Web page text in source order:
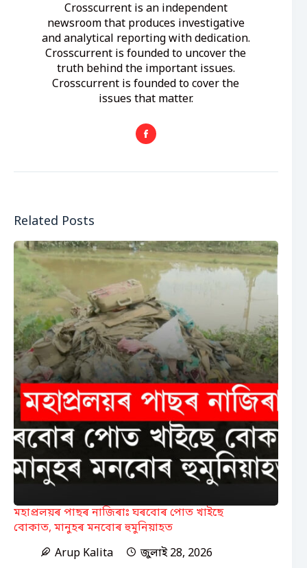
Crosscurrent is an independent
newsroom that produces investigative
and analytical reporting with dedication.
Crosscurrent is founded to uncover the
truth behind the important issues.
Crosscurrent is founded to cover the
issues that matter.
Related Posts
মহাপ্ৰলয়ৰ পাছৰ নাজিৰাঃ ঘৰবোৰ পোত খাইছে
বোকাত, মানুহৰ মনবোৰ হুমুনিয়াহত
Arup Kalita
জুলাই 28, 2026